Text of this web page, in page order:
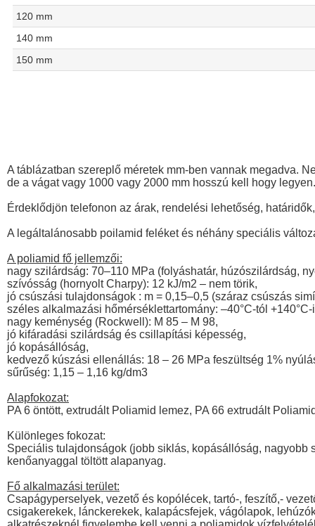
120 mm
140 mm
150 mm
A táblázatban szereplő méretek mm-ben vannak megadva.
de a vágat vagy 1000 vagy 2000 mm hosszú kell hogy legyen.
Érdeklődjön telefonon az árak, rendelési lehetőség,
A legáltalánosabb poilamid feléket és néhány speciális
A poliamid fő jellemzői:
nagy szilárdság: 70–110 MPa (folyáshatár, húzószilárdság,
szívósság (hornyolt Charpy): 12 kJ/m2 – nem törik,
jó csúszási tulajdonságok : m = 0,15–0,5 (száraz csúszás
széles alkalmazási hőmérséklettartomány: –40°C-tól +140°C-
nagy keménység (Rockwell): M 85 – M 98,
jó kifáradási szilárdság és csillapítási képesség,
jó kopásállóság,
kedvező kúszási ellenállás: 18 – 26 MPa feszültség 1%
sűrűség: 1,15 – 1,16 kg/dm3
Alapfokozat:
PA 6 öntött, extrudált Poliamid lemez, PA 66 extrudált
Különleges fokozat:
Speciális tulajdonságok (jobb siklás, kopásállóság,
kenőanyaggal töltött alapanyag.
Fő alkalmazási terület:
Csapágyperselyek, vezető és kopólécek, tartó-, feszítő,-
csigakerekek, lánckerekek, kalapácsfejek, vágólapok,